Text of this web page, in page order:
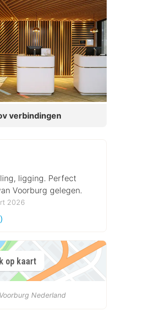
verbindingen
ligging. Perfect
Voorburg gelegen.
2026
op kaart
Voorburg Nederland